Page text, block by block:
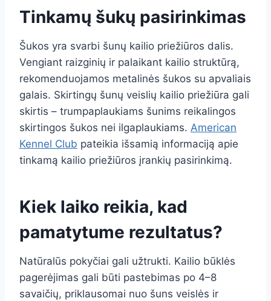
Tinkamų šukų pasirinkimas
Šukos yra svarbi šunų kailio priežiūros dalis.
Vengiant raizginių ir palaikant kailio struktūrą,
rekomenduojamos metalinės šukos su apvaliais
galais. Skirtingų šunų veislių kailio priežiūra gali
skirtis – trumpaplaukiams šunims reikalingos
skirtingos šukos nei ilgaplaukiams. American
Kennel Club pateikia išsamią informaciją apie
tinkamą kailio priežiūros įrankių pasirinkimą.
Kiek laiko reikia, kad
pamatytume rezultatus?
Natūralūs pokyčiai gali užtrukti. Kailio būklės
pagerėjimas gali būti pastebimas po 4–8
savaičių, priklausomai nuo šuns veislės ir